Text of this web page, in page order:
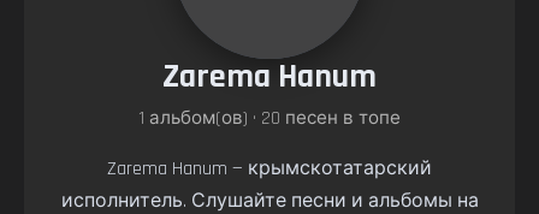
Zarema Hanum
1 альбом(ов) • 20 песен в топе
Zarema Hanum — крымскотатарский
исполнитель. Слушайте песни и альбомы на